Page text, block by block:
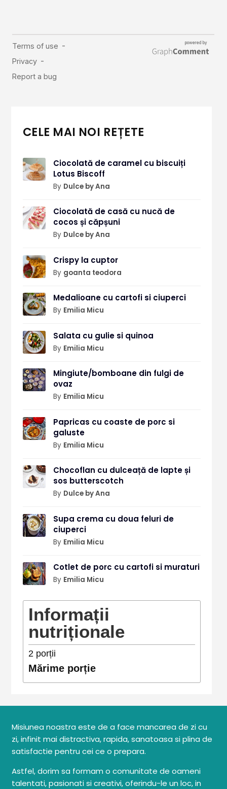
CELE MAI NOI REȚETE
Ciocolată de caramel cu biscuiți
Lotus Biscoff
By Dulce by Ana
Ciocolată de casă cu nucă de
cocos și căpșuni
By Dulce by Ana
Crispy la cuptor
By goanta teodora
Medalioane cu cartofi si ciuperci
By Emilia Micu
Salata cu gulie si quinoa
By Emilia Micu
Mingiute/bomboane din fulgi de
ovaz
By Emilia Micu
Papricas cu coaste de porc si
galuste
By Emilia Micu
Chocoflan cu dulceață de lapte și
sos butterscotch
By Dulce by Ana
Supa crema cu doua feluri de
ciuperci
By Emilia Micu
Cotlet de porc cu cartofi si muraturi
By Emilia Micu
Informații
nutriționale
2 porții
Mărime porție
Misiunea noastra este de a face mancarea de zi cu
zi, infinit mai distractiva, rapida, sanatoasa si plina de
satisfactie pentru cei ce o prepara.
Astfel, dorim sa formam o comunitate de oameni
talentati, pasionati si creativi, oferindu-le un loc, in